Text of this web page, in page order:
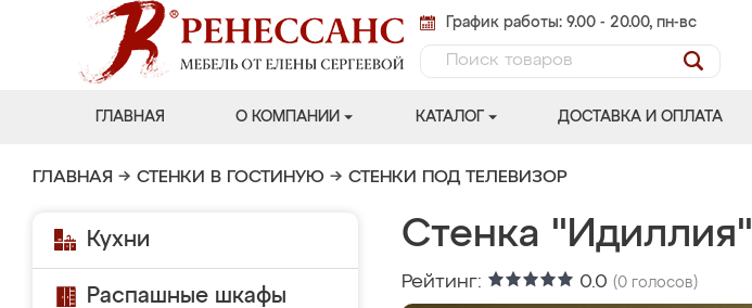
График работы: 9.00 - 20.00, пн-вс
ГЛАВНАЯ О КОМПАНИИ КАТАЛОГ ДОСТАВКА И ОПЛАТА
ГЛАВНАЯ → СТЕНКИ В ГОСТИНУЮ → СТЕНКИ ПОД ТЕЛЕВИЗОР
Кухни
Распашные шкафы
Стенка "Идиллия"
Рейтинг: 0.0 (0 голосов)